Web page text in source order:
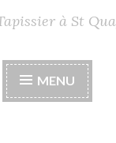
à St
MENU